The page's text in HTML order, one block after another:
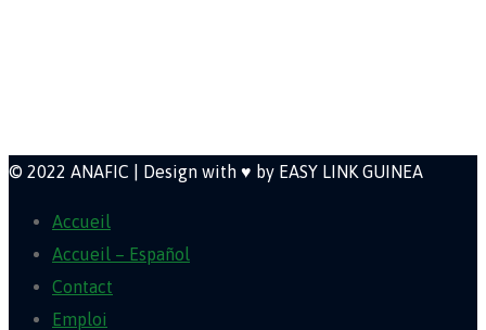
© 2022 ANAFIC | Design with ♥ by EASY LINK GUINEA
Accueil
Accueil – Español
Contact
Emploi